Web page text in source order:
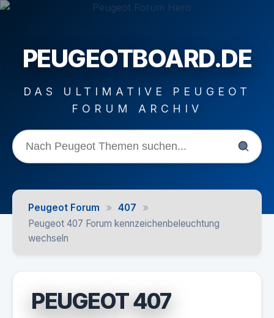
PEUGEOTBOARD.DE
DAS ULTIMATIVE PEUGEOT
FORUM ARCHIV
Peugeot Forum » 407 »
Peugeot 407 Forum kennzeichenbeleuchtung
wechseln
PEUGEOT 407